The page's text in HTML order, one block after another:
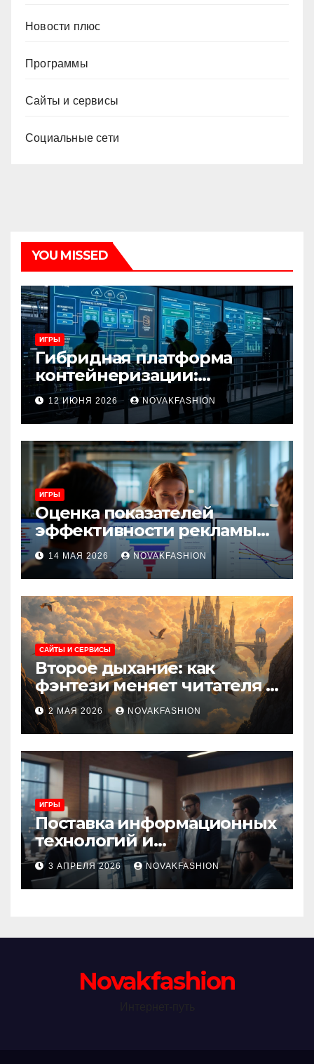
Новости плюс
Программы
Сайты и сервисы
Социальные сети
YOU MISSED
ИГРЫ
Гибридная платформа
контейнеризации:
архитектура, особенности
и сценарии использования
12 ИЮНЯ 2026 NOVAKFASHION
ИГРЫ
Оценка показателей
эффективности рекламы
при атрибуции
множественных точек
касания
14 МАЯ 2026 NOVAKFASHION
САЙТЫ И СЕРВИСЫ
Второе дыхание: как
фэнтези меняет читателя и
культуру
2 МАЯ 2026 NOVAKFASHION
ИГРЫ
Поставка информационных
технологий и
инновационные решения
3 АПРЕЛЯ 2026 NOVAKFASHION
Novakfashion